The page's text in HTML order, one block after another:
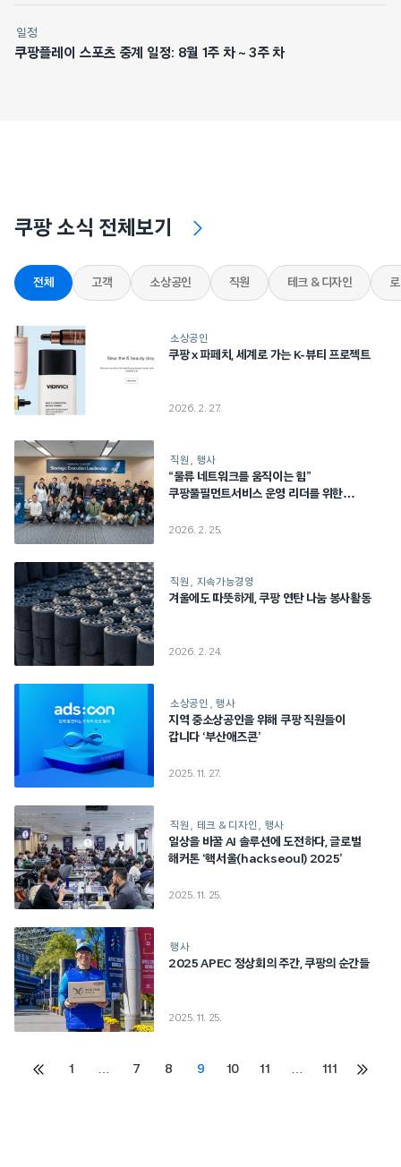
일정
쿠팡플레이 스포츠 중계 일정: 8월 1주 차 ~ 3주 차
쿠팡 소식 전체보기
전체 고객 소상공인 직원 테크 & 디자인
소상공인
쿠팡 x 파페치, 세계로 가는 K-뷰티 프로젝트
2026. 2. 27.
직원 행사
“물류 네트워크를 움직이는 힘”
쿠팡풀필먼트서비스 운영 리더를 위한
2026. 2. 25.
직원 지속가능경영
겨울에도 따뜻하게, 쿠팡 연탄 나눔 봉사활동
2026. 2. 24.
소상공인 행사
지역 중소상공인을 위해 쿠팡 직원들이
갑니다 ‘부산애즈콘’
2025. 11. 27.
직원 테크 & 디자인 행사
일상을 바꿀 AI 솔루션에 도전하다, 글로벌
해커톤 ‘핵서울(hackseoul) 2025’
2025. 11. 25.
행사
2025 APEC 정상회의 주간, 쿠팡의 순간들
2025. 11. 25.
Posts
이전
1 … 7 8 9 10 11 … 111
다음